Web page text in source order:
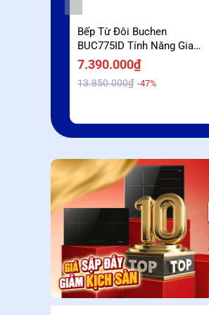
Bếp Từ Đôi Buchen
BUC775ID Tính Năng Gia
Nhiệt Nhanh Booster Giá Sập
7.390.000₫
13.850.000₫ -47%